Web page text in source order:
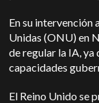
En su intervención
Unidas (ONU) en
de regular la IA,
capacidades
El Reino Unido se